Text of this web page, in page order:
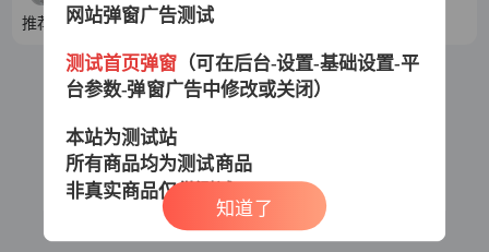
推荐目录1 推荐目录2 推荐目录3
网站弹窗广告测试
测试首页弹窗 （可在后台-设置-基础设置-平
台参数-弹窗广告中修改或关闭）
本站为测试站
所有商品均为测试商品
非真实商品仅供测试
知道了